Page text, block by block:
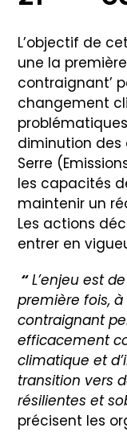
L’objectif de
une la
contraignant’
changement
diminution des
Serre
les capacités
maintenir un
Les actions
entrer en
“L’enjeu est
première fois,
contraignant
efficacement
climatique et
transition vers
résilientes et
précisent les